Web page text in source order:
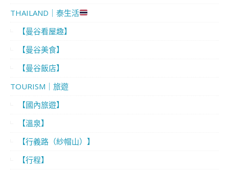
THAILAND｜泰生活
【曼谷看屋趣】
【曼谷美食】
【曼谷飯店】
TOURISM｜旅遊
【國內旅遊】
【溫泉】
【行義路（紗帽山）】
【行程】